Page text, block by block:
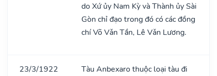
do Xứ ủy Nam Kỳ và Thành ủy Sài
Gòn chỉ đạo trong đó có các đồng
chí Võ Vǎn Tần, Lê Vǎn Lương.
23/3/1922
Tàu Anbexaro thuộc loại tàu đi